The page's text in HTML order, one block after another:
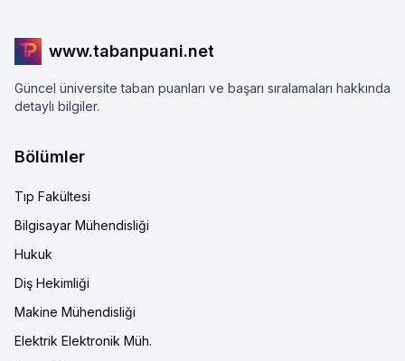
www.tabanpuani.net
Güncel üniversite taban puanları ve başarı sıralamaları hakkında
detaylı bilgiler.
Bölümler
Tıp Fakültesi
Bilgisayar Mühendisliği
Hukuk
Diş Hekimliği
Makine Mühendisliği
Elektrik Elektronik Müh.